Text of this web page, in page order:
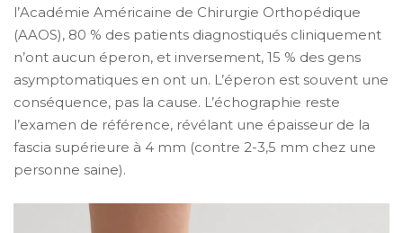
l’Académie Américaine de Chirurgie Orthopédique
(AAOS), 80 % des patients diagnostiqués cliniquement
n’ont aucun éperon, et inversement, 15 % des gens
asymptomatiques en ont un. L’éperon est souvent une
conséquence, pas la cause. L’échographie reste
l’examen de référence, révélant une épaisseur de la
fascia supérieure à 4 mm (contre 2-3,5 mm chez une
personne saine).